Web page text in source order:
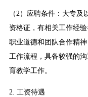
（2）应聘条件：大专
资格证，有相关工作经
职业道德和团队合作精
工作流程，具备较强的
育教学工作。
2. 工资待遇